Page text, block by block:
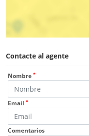
Contacte al agente
Nombre *
Email *
Comentarios